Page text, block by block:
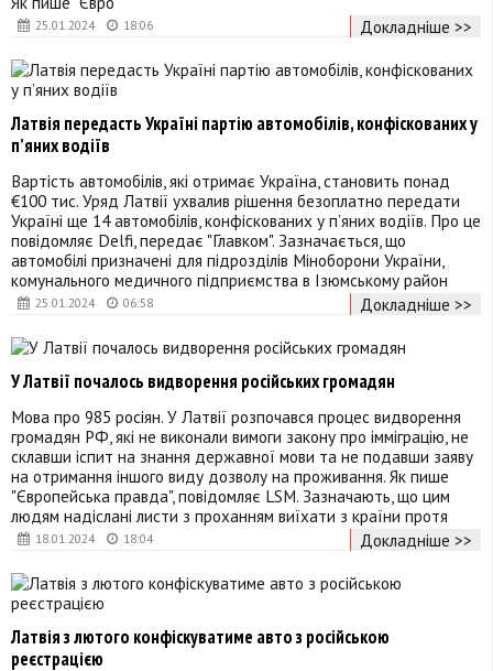
25.01.2024 18:06
Докладніше >>
25.01.2024 06:58
Латвія передасть Україні партію автомобілів, конфіскованих у
п’яних водіїв
Вартість автомобілів, які отримає Україна, становить понад
€100 тис. Уряд Латвії ухвалив рішення безоплатно передати
Україні ще 14 автомобілів, конфіскованих у п’яних водіїв. Про це
повідомляє Delfi, передає "Главком". Зазначається, що
автомобілі призначені для підрозділів Міноборони України,
комунального медичного підприємства в Ізюмському район
Докладніше >>
18.01.2024 18:04
У Латвії почалось видворення російських громадян
Мова про 985 росіян. У Латвії розпочався процес видворення
громадян РФ, які не виконали вимоги закону про імміграцію, не
склавши іспит на знання державної мови та не подавши заяву
на отримання іншого виду дозволу на проживання. Як пише
"Європейська правда", повідомляє LSM. Зазначають, що цим
людям надіслані листи з проханням виїхати з країни протя
Докладніше >>
Латвія з лютого конфіскуватиме авто з російською
реєстрацією